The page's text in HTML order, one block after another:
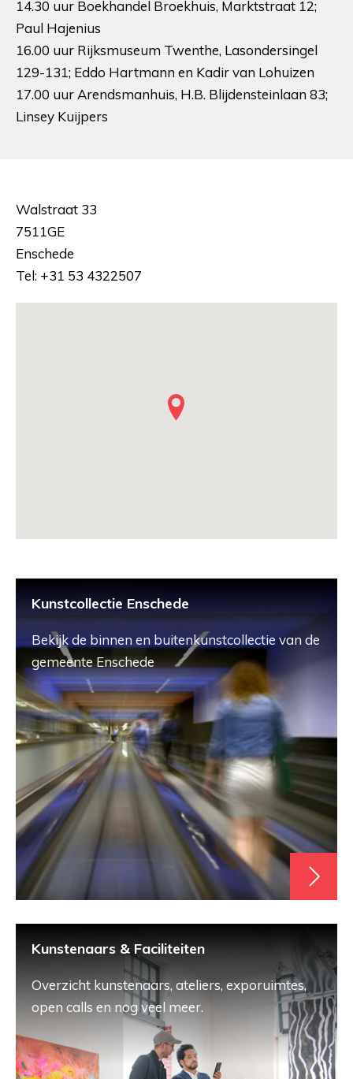
14.30 uur Boekhandel Broekhuis, Marktstraat 12;
Paul Hajenius
16.00 uur Rijksmuseum Twenthe, Lasondersingel
129-131; Eddo Hartmann en Kadir van Lohuizen
17.00 uur Arendsmanhuis, H.B. Blijdensteinlaan 83;
Linsey Kuijpers
Walstraat 33
7511GE
Enschede
Tel: +31 53 4322507
Kunstcollectie Enschede
Bekijk de binnen en buitenkunstcollectie van de
gemeente Enschede
Kunstenaars & Faciliteiten
Overzicht kunstenaars, ateliers, exporuimtes,
open calls en nog veel meer.